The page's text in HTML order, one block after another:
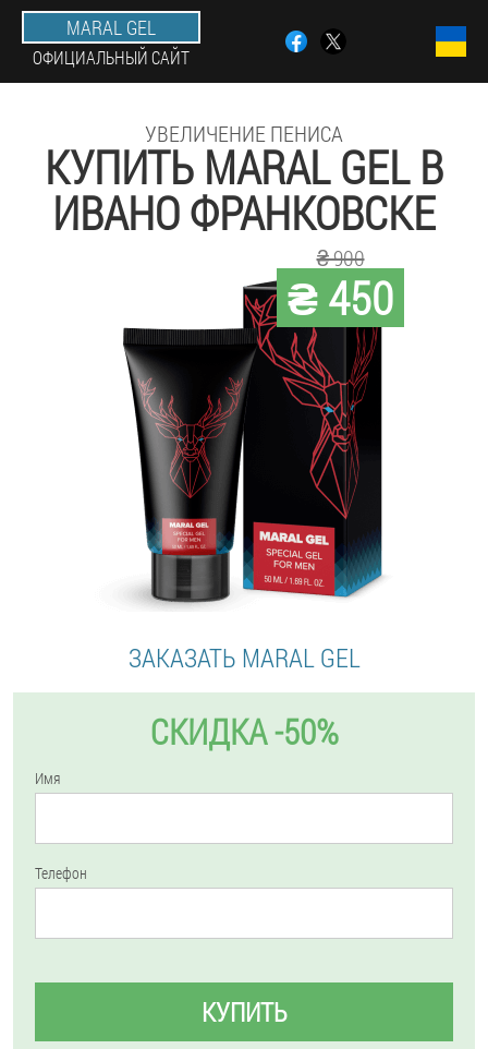
MARAL GEL
ОФИЦИАЛЬНЫЙ САЙТ
УВЕЛИЧЕНИЕ ПЕНИСА
КУПИТЬ MARAL GEL В
ИВАНО ФРАНКОВСКЕ
₴ 450
₴ 900
ЗАКАЗАТЬ MARAL GEL
СКИДКА -50%
Имя
Телефон
КУПИТЬ